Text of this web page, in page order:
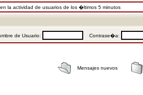
la actividad de usuarios de los �ltimos 5 minutos
de Usuario: Contrase�a:
Mensajes nuevos